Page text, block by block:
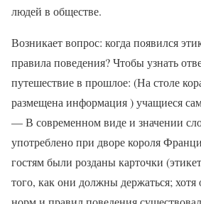
людей в обществе.
Возникает вопрос: когда появился
правила поведения? Чтобы узнать
путешествие в прошлое: (На столе
размещена информация ) учащиеся
— В современном виде и значении
употреблено при дворе короля
гостям были розданы карточки
того, как они должны держаться;